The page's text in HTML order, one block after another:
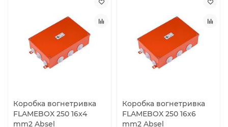
Коробка вогнетривка
FLAMEBOX 250 16x4
mm2 Absel
Коробка вогнетривка
FLAMEBOX 250 16x6
mm2 Absel